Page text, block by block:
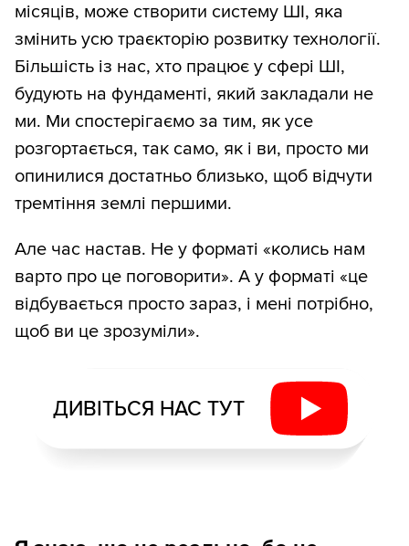
місяців, може створити систему ШІ, яка
змінить усю траєкторію розвитку технології.
Більшість із нас, хто працює у сфері ШІ,
будують на фундаменті, який закладали не
ми. Ми спостерігаємо за тим, як усе
розгортається, так само, як і ви, просто ми
опинилися достатньо близько, щоб відчути
тремтіння землі першими.
Але час настав. Не у форматі «колись нам
варто про це поговорити». А у форматі «це
відбувається просто зараз, і мені потрібно,
щоб ви це зрозуміли».
ДИВІТЬСЯ НАС ТУТ